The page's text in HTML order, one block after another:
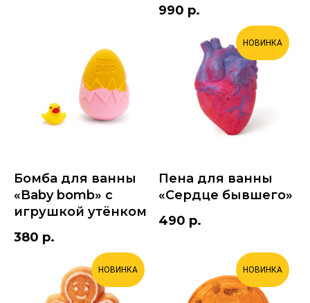
990 р.
Бомба для ванны
«Baby bomb» с
игрушкой утёнком
380 р.
НОВИНКА
Пена для ванны
«Сердце бывшего»
490 р.
НОВИНКА НОВИНКА